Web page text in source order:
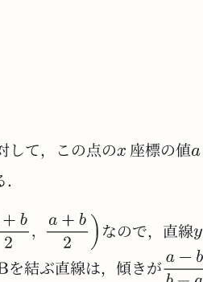
して，この点の 座標の値
なので，直線
を結ぶ直線は，傾きが